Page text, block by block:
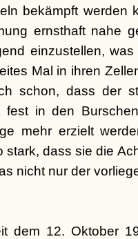
bekämpft werden
ernsthaft nahe
einzustellen,
Mal in ihren
schon, dass der
fest in den
mehr erzielt
stark, dass sie die
nicht nur der
dem 12. Oktober